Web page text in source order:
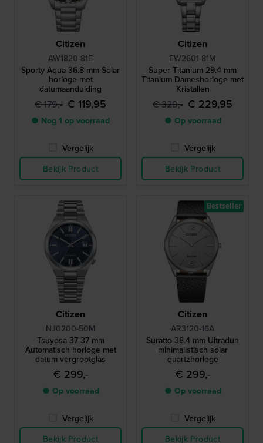
Citizen
AW1820-81E
Sporty Aqua 36.8 mm Solar
horloge met
datumaanduiding
€ 179,- € 119,95
● Nog 1 op voorraad
Vergelijk
Bekijk Product
Citizen
EW2601-81M
Super Titanium 29.4 mm
Titanium Dameshorloge met
Kristallen
€ 329,- € 229,95
● Op voorraad
Vergelijk
Bekijk Product
Citizen
NJ0200-50M
Tsuyosa 37 37 mm
Automatisch horloge met
datum vergrootglas
€ 299,-
● Op voorraad
Vergelijk
Bekijk Product
Citizen
AR3120-16A
Suratto 38.4 mm Ultradun
minimalistisch solar
quartzhorloge
€ 299,-
● Op voorraad
Vergelijk
Bekijk Product
Bestseller